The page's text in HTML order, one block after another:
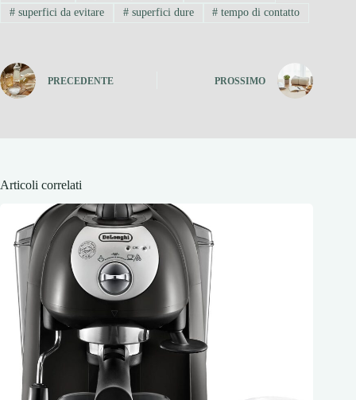
#superfici da evitare #superfici dure # tempo di contatto
PRECEDENTE PROSSIMO
Articoli correlati